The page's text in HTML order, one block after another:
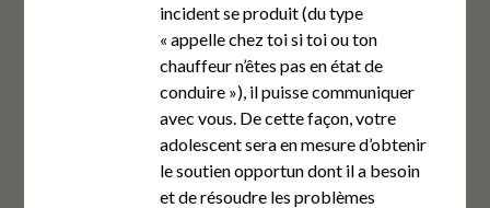
incident se produit (du type
« appelle chez toi si toi ou ton
chauffeur n’êtes pas en état de
conduire »), il puisse communiquer
avec vous. De cette façon, votre
adolescent sera en mesure d’obtenir
le soutien opportun dont il a besoin
et de résoudre les problèmes